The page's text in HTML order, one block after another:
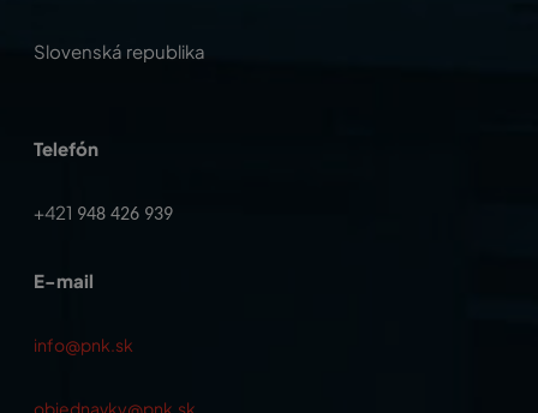
Slovenská republika
Telefón
+421 948 426 939
E-mail
info@pnk.sk
objednavky@pnk.sk